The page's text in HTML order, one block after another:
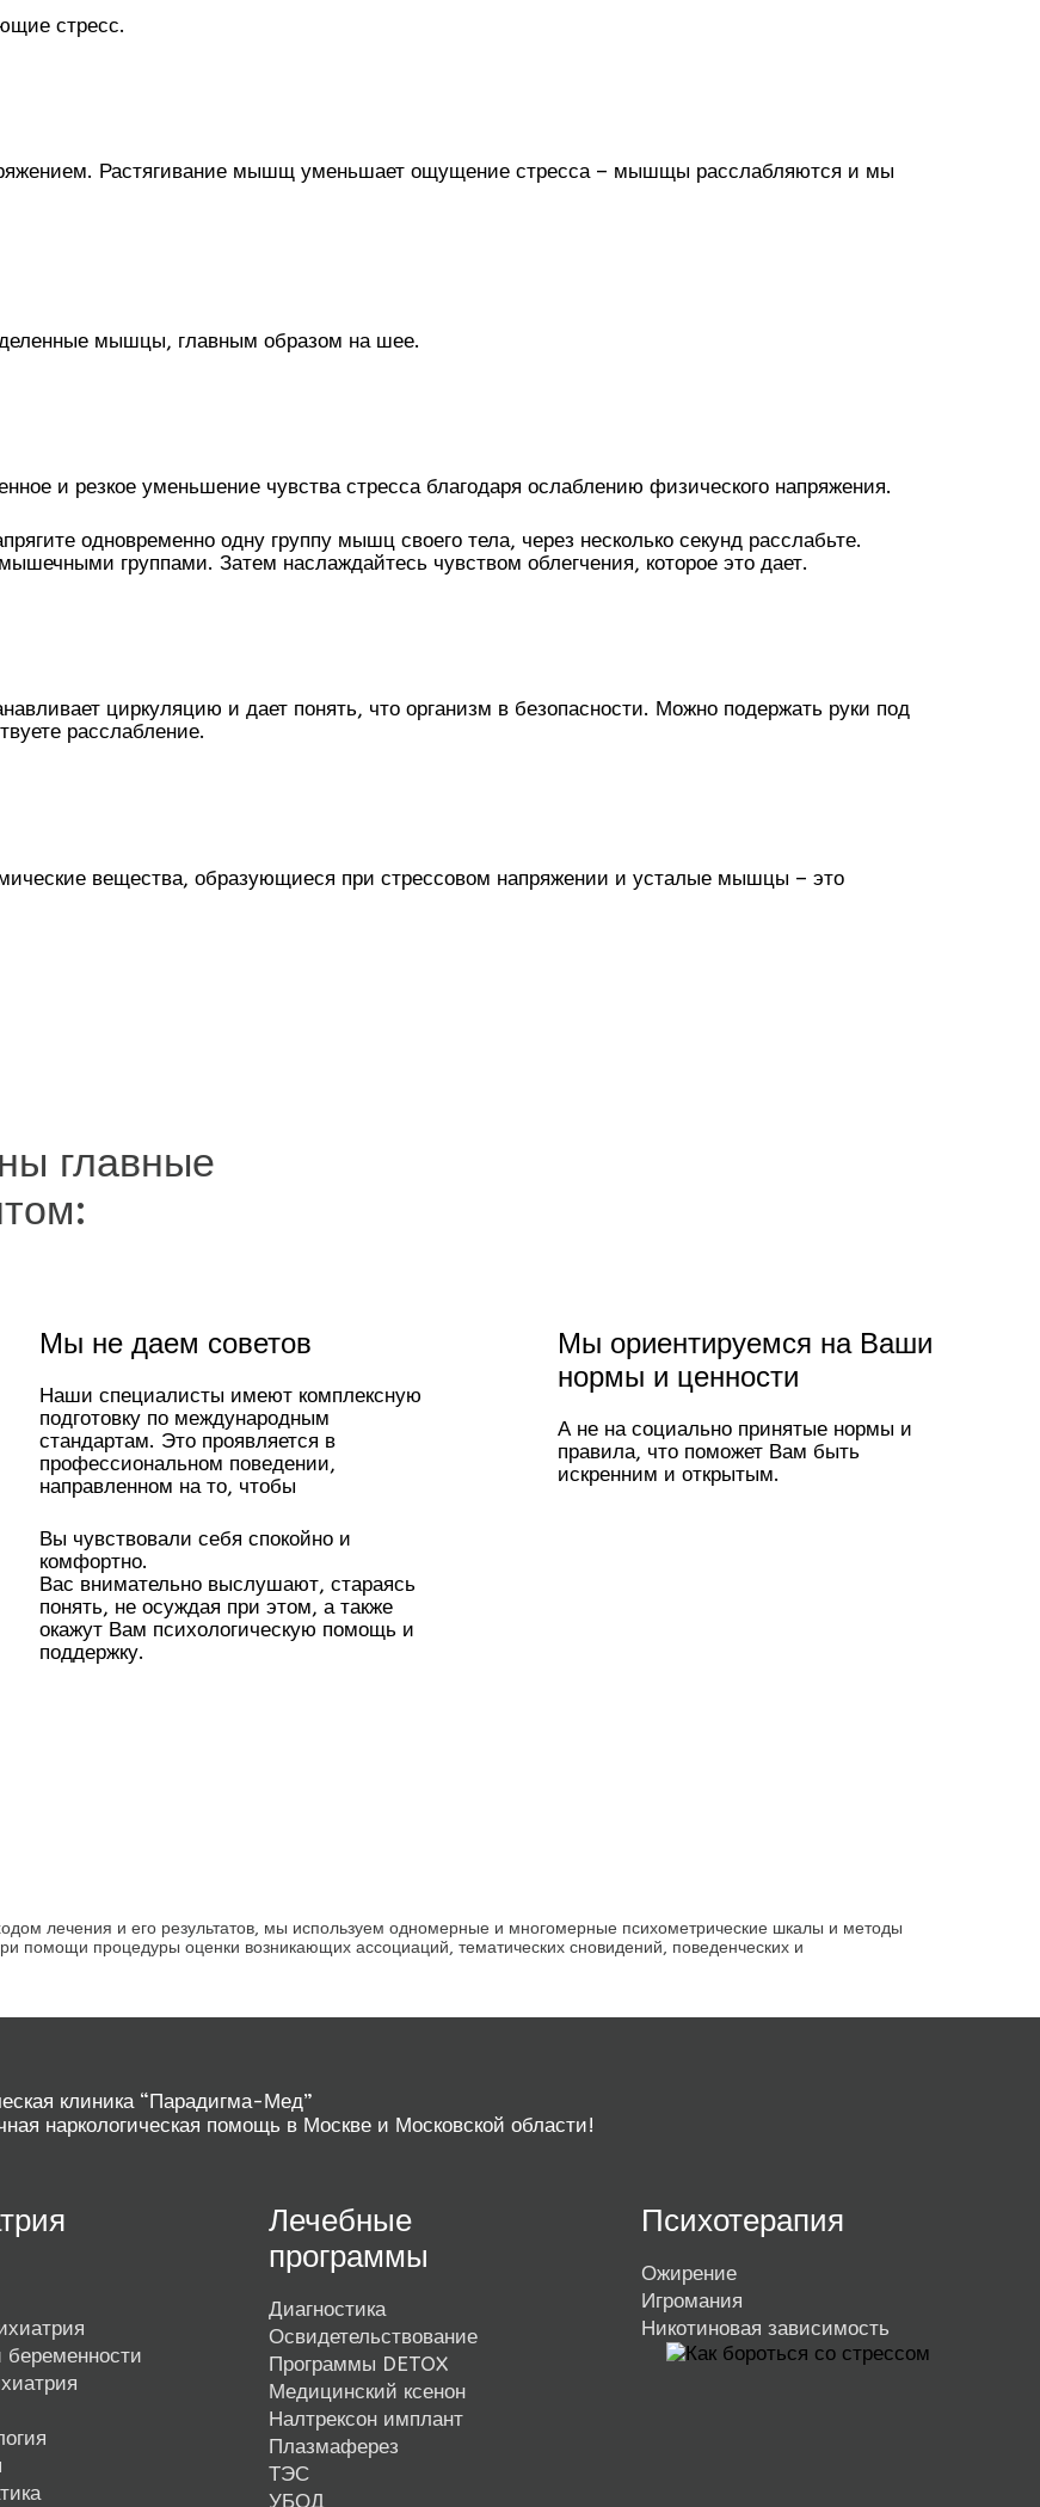
стресс.
Растягивание мышщ уменьшает ощущение стресса – мышщы расслабляются и мы
мышцы, главным образом на шее.
и резкое уменьшение чувства стресса благодаря ослаблению физического напряжения.
одновременно одну группу мышц своего тела, через несколько секунд расслабьте.
группами. Затем наслаждайтесь чувством облегчения, которое это дает.
циркуляцию и дает понять, что организм в безопасности. Можно подержать руки под
расслабление.
вещества, образующиеся при стрессовом напряжении и усталые мышцы – это
главные
Мы не даем советов
Наши специалисты имеют комплексную
подготовку по международным
стандартам. Это проявляется в
профессиональном поведении,
направленном на то, чтобы
Вы чувствовали себя спокойно и
комфортно.
Вас внимательно выслушают, стараясь
понять, не осуждая при этом, а также
окажут Вам психологическую помощь и
поддержку.
Мы ориентируемся на Ваши
нормы и ценности
А не на социально принятые нормы и
правила, что поможет Вам быть
искренним и открытым.
лечения и его результатов, мы используем одномерные и многомерные психометрические шкалы и методы
помощи процедуры оценки возникающих ассоциаций, тематических сновидений, поведенческих и
клиника “Парадигма-Мед”
наркологическая помощь в Москве и Московской области!
беременности
Лечебные
программы
Диагностика
Освидетельствование
Программы DETOX
Медицинский ксенон
Налтрексон имплант
Плазмаферез
ТЭС
УБОД
Психотерапия
Ожирение
Игромания
Никотиновая зависимость